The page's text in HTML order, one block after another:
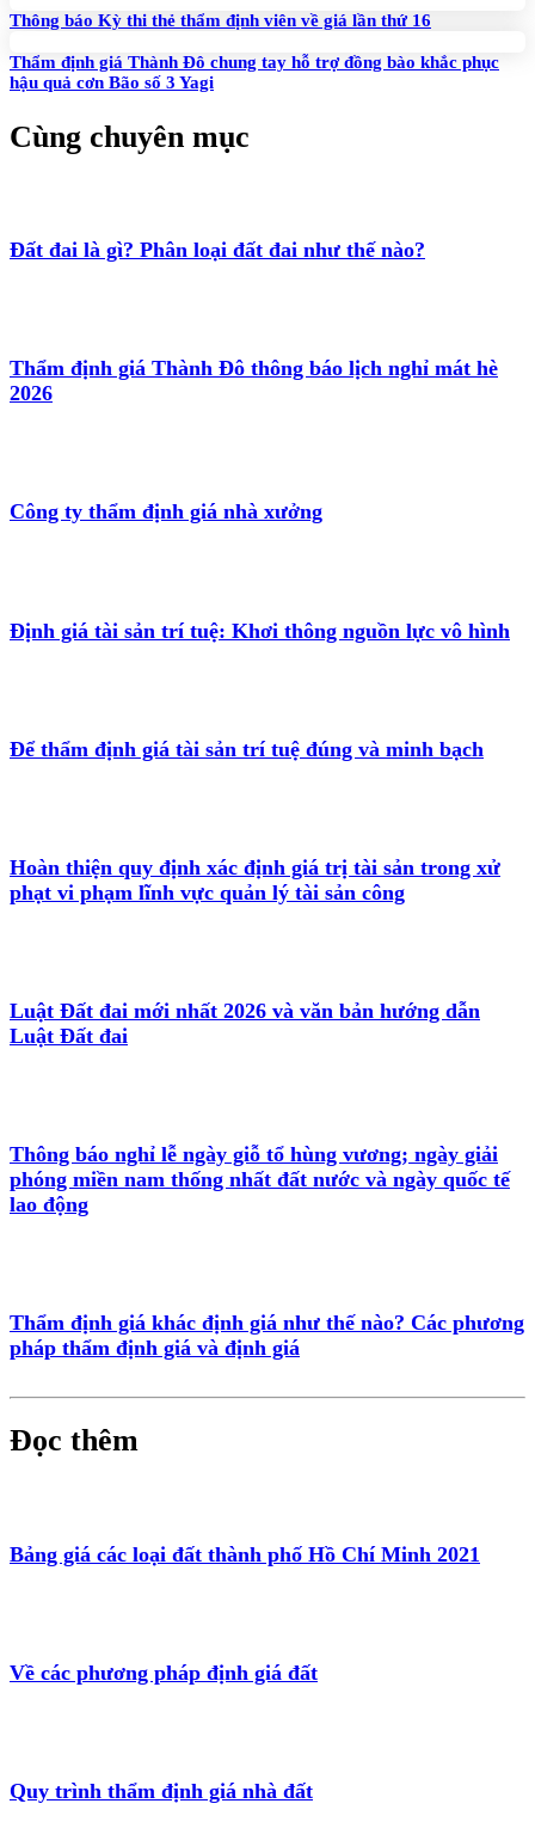
Thông báo Kỳ thi thẻ thẩm định viên về giá lần thứ 16
Thẩm định giá Thành Đô chung tay hỗ trợ đồng bào khắc phục
hậu quả cơn Bão số 3 Yagi
Cùng chuyên mục
Đất đai là gì? Phân loại đất đai như thế nào?
Thẩm định giá Thành Đô thông báo lịch nghỉ mát hè
2026
Công ty thẩm định giá nhà xưởng
Định giá tài sản trí tuệ: Khơi thông nguồn lực vô hình
Để thẩm định giá tài sản trí tuệ đúng và minh bạch
Hoàn thiện quy định xác định giá trị tài sản trong xử
phạt vi phạm lĩnh vực quản lý tài sản công
Luật Đất đai mới nhất 2026 và văn bản hướng dẫn
Luật Đất đai
Thông báo nghỉ lễ ngày giỗ tổ hùng vương; ngày giải
phóng miền nam thống nhất đất nước và ngày quốc tế
lao động
Thẩm định giá khác định giá như thế nào? Các phương
pháp thẩm định giá và định giá
Đọc thêm
Bảng giá các loại đất thành phố Hồ Chí Minh 2021
Về các phương pháp định giá đất
Quy trình thẩm định giá nhà đất